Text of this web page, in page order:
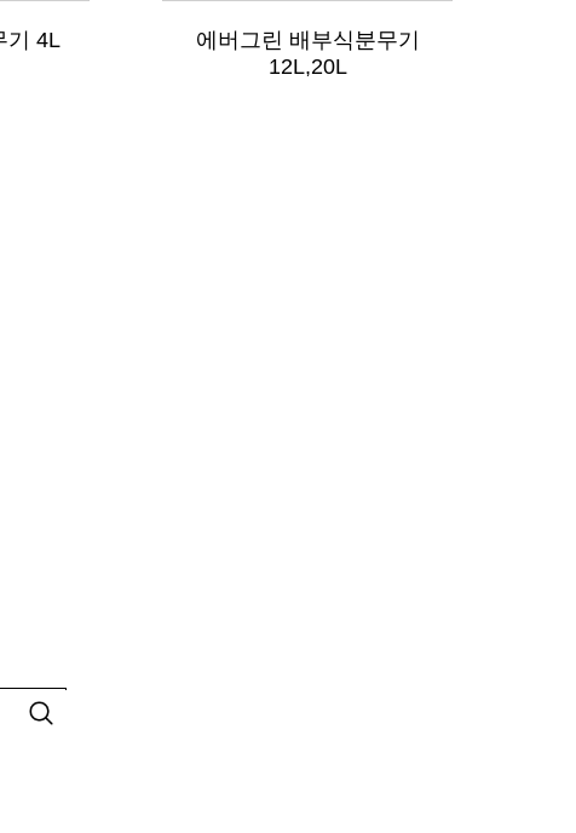
기 4L
에버그린 배부식분무기
12L,20L